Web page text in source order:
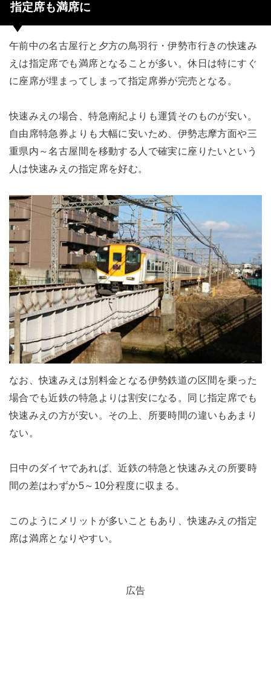
指定席も満席に
午前中の名古屋行と夕方の鳥羽行・伊勢市行きの快速み
えは指定席でも満席となることが多い。休日は特にすぐ
に座席が埋まってしまって指定席券が完売となる。
快速みえの場合、特急南紀よりも運賃そのものが安い。
自由席特急券よりも大幅に安いため、伊勢志摩方面や三
重県内～名古屋間を移動する人で確実に座りたいという
人は快速みえの指定席を好む。
なお、快速みえは別料金となる伊勢鉄道の区間を乗った
場合でも近鉄の特急よりは割安になる。同じ指定席でも
快速みえの方が安い。その上、所要時間の違いもあまり
ない。
日中のダイヤであれば、近鉄の特急と快速みえの所要時
間の差はわずか5～10分程度に収まる。
このようにメリットが多いこともあり、快速みえの指定
席は満席となりやすい。
広告